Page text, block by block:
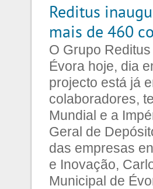
Reditus
mais de 460
O Grupo
Évora hoje, dia
projecto está já
colaboradores,
Mundial e a
Geral de
das empresas
e Inovação,
Municipal de